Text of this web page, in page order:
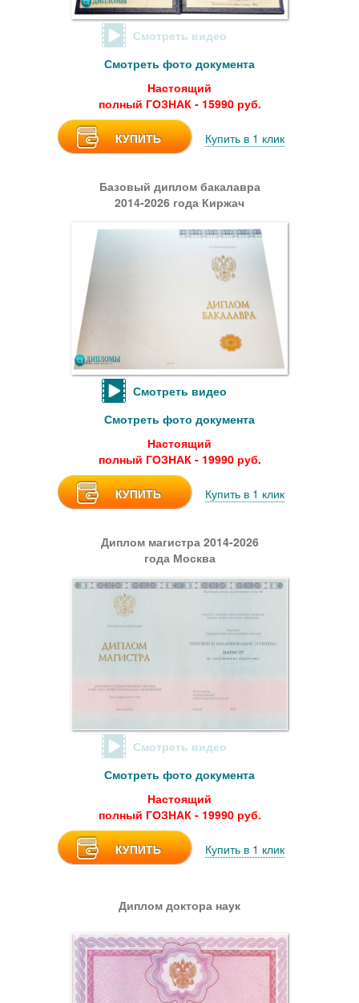
Смотреть видео
Смотреть фото документа
Настоящий
полный ГОЗНАК - 15990 руб.
КУПИТЬ Купить в 1 клик
Базовый диплом бакалавра
2014-2026 года Киржач
Смотреть видео
Смотреть фото документа
Настоящий
полный ГОЗНАК - 19990 руб.
КУПИТЬ Купить в 1 клик
Диплом магистра 2014-2026
года Москва
Смотреть видео
Смотреть фото документа
Настоящий
полный ГОЗНАК - 19990 руб.
КУПИТЬ Купить в 1 клик
Диплом доктора наук